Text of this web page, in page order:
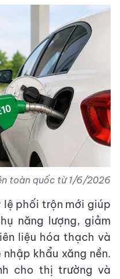
toàn quốc từ 1/6/2026
phối trộn mới giúp
năng lượng, giảm
liệu hóa thạch và
khẩu xăng nền.
cho thị trường và